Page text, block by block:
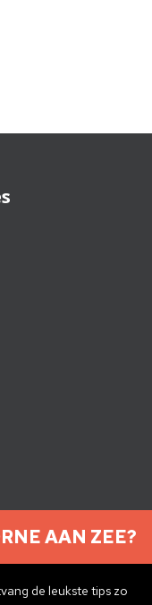
AAN ZEE?
de leukste tips zo